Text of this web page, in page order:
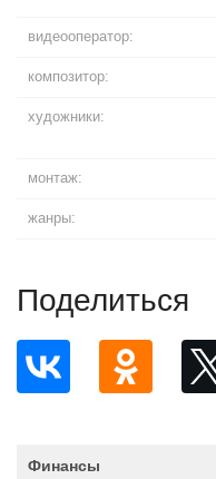
видеооператор:
композитор:
художники:
монтаж:
жанры:
Поделиться
Финансы